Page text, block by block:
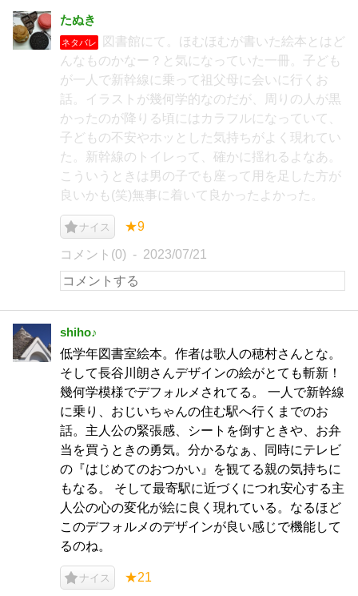
たぬき
ネタバレ
図書館にて。ほむほむが書いた絵本とはど
んなものかなー？と気になっていた一冊。子ども
が一人で新幹線に乗って祖父母に会いに行くお
話。イラストが幾何学的なのだが、周りの人が黒
かったのが降りる頃にはカラフルになっていて、
子どもの不安やホッとした気持ちがよく現れてい
た。新幹線のトイレって、確かに揺れるよなあ。
こういうときは男の子でも座って用を足した方が
良いかも(笑)無事に着いて良かったよかった。
ナイス ★9
コメント(0) 2023/07/21
shiho♪
低学年図書室絵本。作者は歌人の穂村さんとな。
そして長谷川朗さんデザインの絵がとても斬新！
幾何学模様でデフォルメされてる。 一人で新幹線
に乗り、おじいちゃんの住む駅へ行くまでのお
話。主人公の緊張感、シートを倒すときや、お弁
当を買うときの勇気。分かるなぁ、同時にテレビ
の『はじめてのおつかい』を観てる親の気持ちに
もなる。 そして最寄駅に近づくにつれ安心する主
人公の心の変化が絵に良く現れている。なるほど
このデフォルメのデザインが良い感じで機能して
るのね。
ナイス ★21